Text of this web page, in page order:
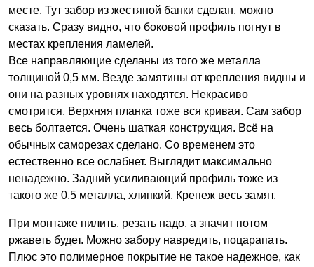
месте. Тут забор из жестяной банки сделан, можно
сказать. Сразу видно, что боковой профиль погнут в
местах крепления ламелей.
Все направляющие сделаны из того же металла
толщиной 0,5 мм. Везде замятины от крепления видны и
они на разных уровнях находятся. Некрасиво
смотрится. Верхняя планка тоже вся кривая. Сам забор
весь болтается. Очень шаткая конструкция. Всё на
обычных саморезах сделано. Со временем это
естественно все ослабнет. Выглядит максимально
ненадежно. Задний усиливающий профиль тоже из
такого же 0,5 металла, хлипкий. Крепеж весь замят.
При монтаже пилить, резать надо, а значит потом
ржаветь будет. Можно забору навредить, поцарапать.
Плюс это полимерное покрытие не такое надежное, как